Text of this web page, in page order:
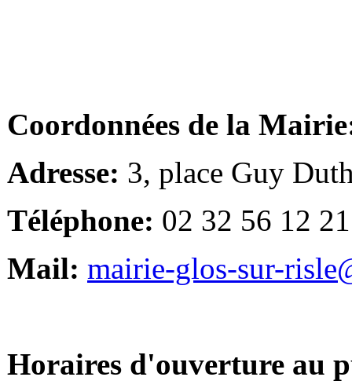
Coordonnées de la
Adresse: 3, place Guy
Téléphone: 02 32 56 12 21
Mail: mairie-glos-sur-
Horaires d'ouverture au